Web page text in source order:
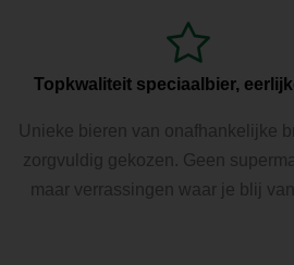
Topkwaliteit speciaalbier,
Unieke bieren van onafhankelijke
zorgvuldig gekozen. Geen
maar verrassingen waar je blij